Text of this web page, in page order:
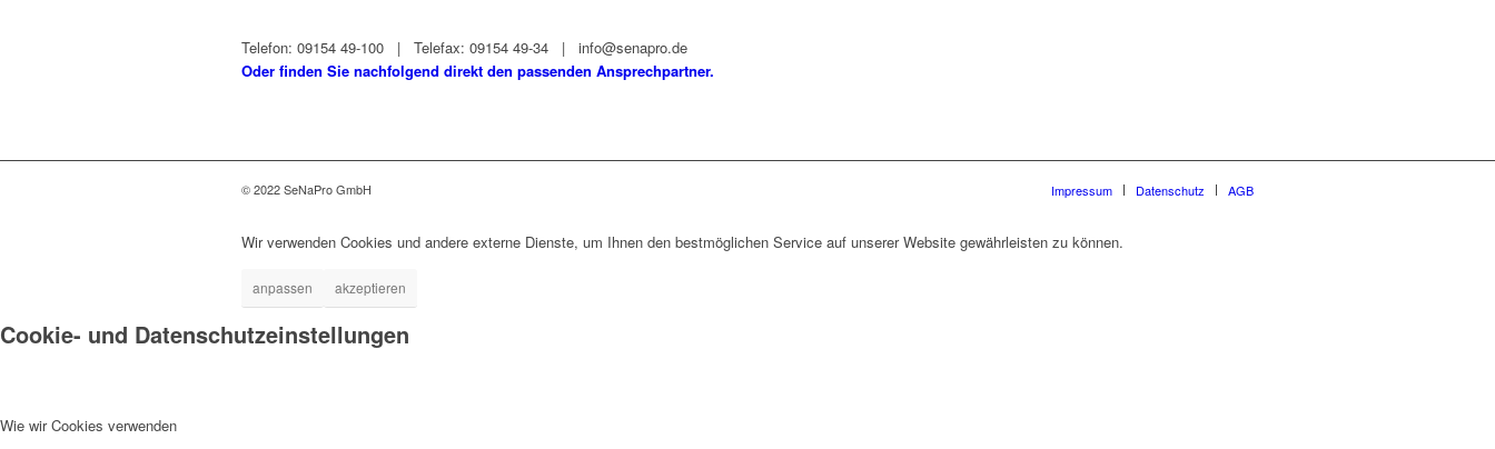
Telefon: 09154 49-100 | Telefax: 09154 49-34 | info@senapro.de
Oder finden Sie nachfolgend direkt den passenden Ansprechpartner.
© 2022 SeNaPro GmbH Impressum Datenschutz AGB
Wir verwenden Cookies und andere externe Dienste, um Ihnen den bestmöglichen Service auf unserer Website gewährleisten zu können.
anpassen akzeptieren
Cookie- und Datenschutzeinstellungen
Wie wir Cookies verwenden